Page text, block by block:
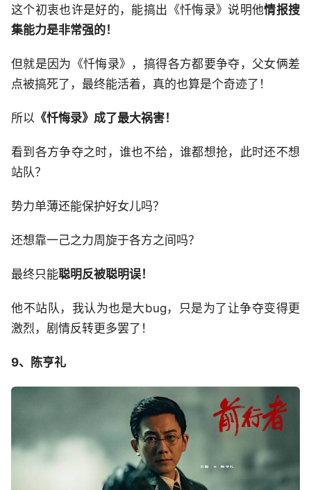
这个初衷也许是好的，能搞出《忏悔录》说明他情报搜
集能力是非常强的！
但就是因为《忏悔录》，搞得各方都要争夺，父女俩差
点被搞死了，最终能活着，真的也算是个奇迹了！
所以 《忏悔录》成了最大祸害！
看到各方争夺之时，谁也不给，谁都想抢，此时还不想
站队？
势力单薄还能保护好女儿吗？
还想靠一己之力周旋于各方之间吗？
最终只能聪明反被聪明误！
他不站队，我认为也是大bug，只是为了让争夺变得更
激烈，剧情反转更多罢了！
9、陈亨礼